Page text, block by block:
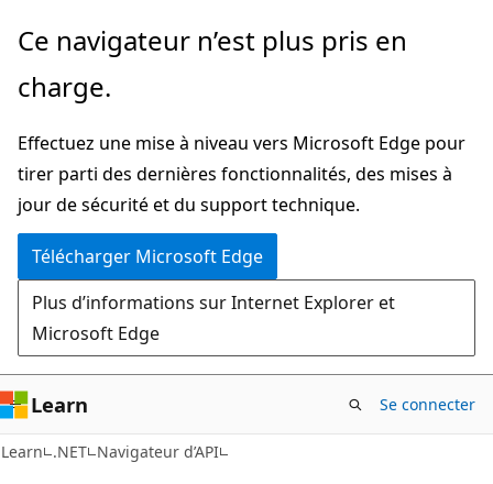
Passer
directement
au
principal
Passer
la
dans
la
page
Ce navigateur n’est plus pris en
charge.
Effectuez une mise à niveau vers Microsoft Edge pour
tirer parti des dernières fonctionnalités, des mises à
jour de sécurité et du support technique.
Télécharger Microsoft Edge
Plus d’informations sur Internet Explorer et
Microsoft Edge
Learn Se connecter
Learn .NET Navigateur d’API